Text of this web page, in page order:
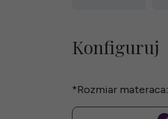
Konfiguruj
*Rozmiar materaca: